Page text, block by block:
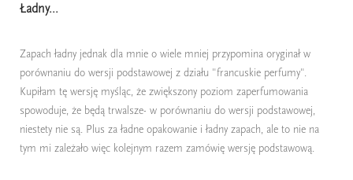
Ładny...
Zapach ładny jednak dla mnie o wiele mniej przypomina oryginał w
porównaniu do wersji podstawowej z działu "francuskie perfumy".
Kupiłam tę wersję myśląc, że zwiększony poziom zaperfumowania
spowoduje, że będą trwalsze- w porównaniu do wersji podstawowej,
niestety nie są. Plus za ładne opakowanie i ładny zapach, ale to nie na
tym mi zależało więc kolejnym razem zamówię wersję podstawową.